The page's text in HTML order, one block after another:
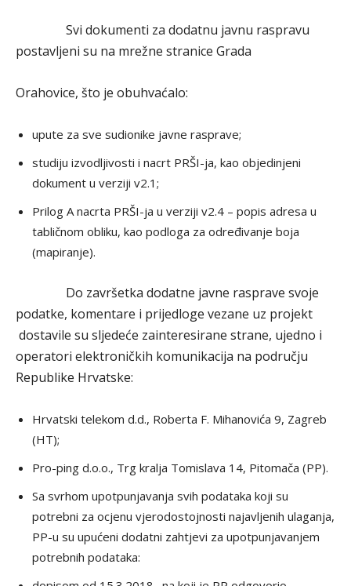
Svi dokumenti za dodatnu javnu raspravu
postavljeni su na mrežne stranice Grada
Orahovice, što je obuhvaćalo:
upute za sve sudionike javne rasprave;
studiju izvodljivosti i nacrt PRŠI-ja, kao objedinjeni
dokument u verziji v2.1;
Prilog A nacrta PRŠI-ja u verziji v2.4 – popis adresa u
tabličnom obliku, kao podloga za određivanje boja
(mapiranje).
Do završetka dodatne javne rasprave svoje
podatke, komentare i prijedloge vezane uz projekt
dostavile su sljedeće zainteresirane strane, ujedno i
operatori elektroničkih komunikacija na području
Republike Hrvatske:
Hrvatski telekom d.d., Roberta F. Mihanovića 9, Zagreb
(HT);
Pro-ping d.o.o., Trg kralja Tomislava 14, Pitomača (PP).
Sa svrhom upotpunjavanja svih podataka koji su
potrebni za ocjenu vjerodostojnosti najavljenih ulaganja,
PP-u su upućeni dodatni zahtjevi za upotpunjavanjem
potrebnih podataka: